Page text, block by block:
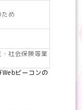
め
社会保険等業
ビーコンの